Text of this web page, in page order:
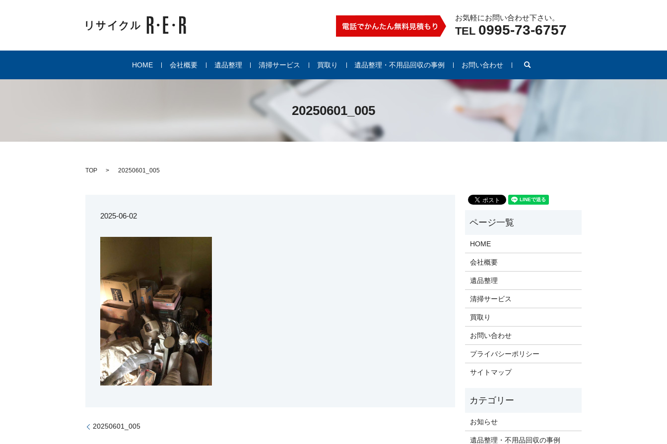
お気軽にお問い合わせ下さい。
TEL 0995-73-6757
HOME 会社概要 遺品整理 清掃サービス 買取り 遺品整理・不用品回収の事例 お問い合わせ
20250601_005
TOP 20250601_005
2025-06-02
20250601_005
HOME
会社概要
遺品整理
清掃サービス
買取り
お問い合わせ
プライバシーポリシー
サイトマップ
お知らせ
遺品整理・不用品回収の事例